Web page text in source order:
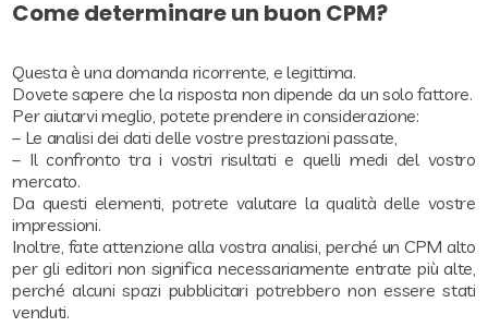
Come determinare un buon CPM?
Questa è una domanda ricorrente, e legittima.
Dovete sapere che la risposta non dipende da un solo fattore.
Per aiutarvi meglio, potete prendere in considerazione:
– Le analisi dei dati delle vostre prestazioni passate,
– Il confronto tra i vostri risultati e quelli medi del vostro
mercato.
Da questi elementi, potrete valutare la qualità delle vostre
impressioni.
Inoltre, fate attenzione alla vostra analisi, perché un CPM alto
per gli editori non significa necessariamente entrate più alte,
perché alcuni spazi pubblicitari potrebbero non essere stati
venduti.